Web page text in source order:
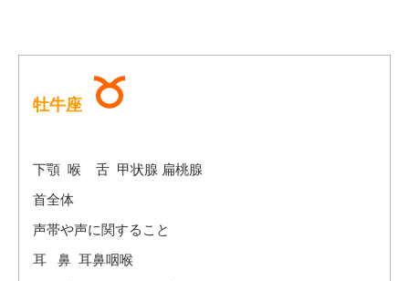
牡牛座
下顎 喉 舌 甲状腺 扁桃腺
首全体
声帯や声に関すること
耳 鼻 耳鼻咽喉